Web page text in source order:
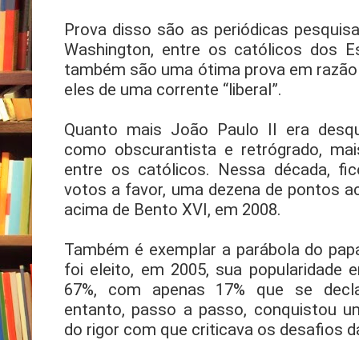
Prova disso são as periódicas
Washington, entre os católicos dos
também são uma ótima prova em
eles de uma corrente “liberal”.
Quanto mais João Paulo II era
como obscurantista e retrógrado,
entre os católicos. Nessa década,
votos a favor, uma dezena de pontos
acima de Bento XVI, em 2008.
Também é exemplar a parábola do
foi eleito, em 2005, sua popularidade
67%, com apenas 17% que se
entanto, passo a passo, conquistou
do rigor com que criticava os desafios